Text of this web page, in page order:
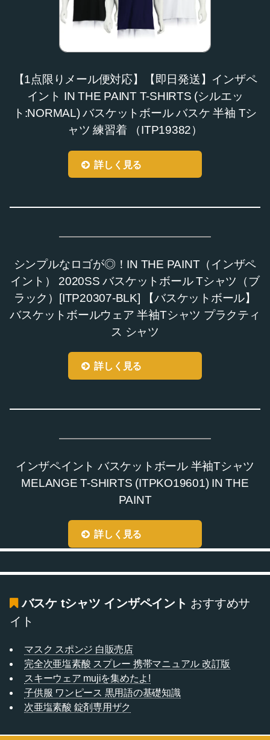
【1点限りメール便対応】【即日発送】インザペ
イント IN THE PAINT T-SHIRTS (シルエッ
ト:NORMAL) バスケットボール バスケ 半袖 Tシ
ャツ 練習着 （ITP19382）
詳しく見る
シンプルなロゴが◎！IN THE PAINT（インザペ
イント） 2020SS バスケットボール Tシャツ（ブ
ラック）[ITP20307-BLK] 【バスケットボール】
バスケットボールウェア 半袖Tシャツ プラクティ
ス シャツ
詳しく見る
インザペイント バスケットボール 半袖Tシャツ
MELANGE T-SHIRTS (ITPKO19601) IN THE
PAINT
詳しく見る
バスケ tシャツ インザペイント おすすめサ
イト
マスク スポンジ 白販売店
完全次亜塩素酸 スプレー 携帯マニュアル 改訂版
スキーウェア mujiを集めたよ!
子供服 ワンピース 黒用語の基礎知識
次亜塩素酸 錠剤専用ザク